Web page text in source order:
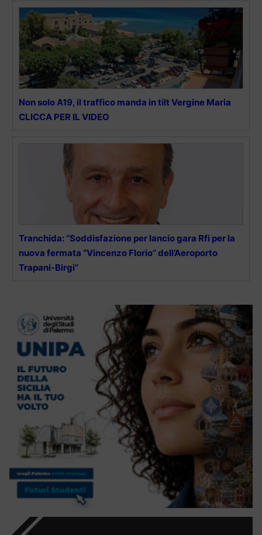
Non solo A19, il traffico manda in tilt Vergine Maria
CLICCA PER IL VIDEO
Tranchida: “Soddisfazione per lancio gara Rfi per la
nuova fermata “Vincenzo Florio” dell’Aeroporto
Trapani-Birgi”